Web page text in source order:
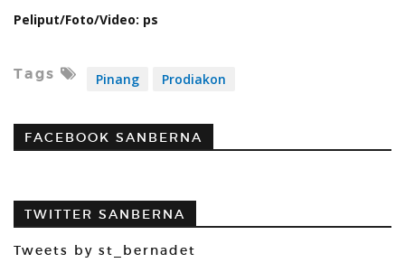
Peliput/Foto/Video: ps
Tags Pinang Prodiakon
FACEBOOK SANBERNA
TWITTER SANBERNA
Tweets by st_bernadet